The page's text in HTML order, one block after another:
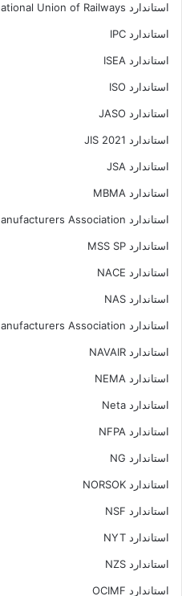
استاندارد International Union of Railways
استاندارد IPC
استاندارد ISEA
استاندارد ISO
استاندارد JASO
استاندارد JIS 2021
استاندارد JSA
استاندارد MBMA
استاندارد Metal Building Manufacturers Association
استاندارد MSS SP
استاندارد NACE
استاندارد NAS
استاندارد National Electrical Manufacturers Association
استاندارد NAVAIR
استاندارد NEMA
استاندارد Neta
استاندارد NFPA
استاندارد NG
استاندارد NORSOK
استاندارد NSF
استاندارد NYT
استاندارد NZS
استاندارد OCIMF